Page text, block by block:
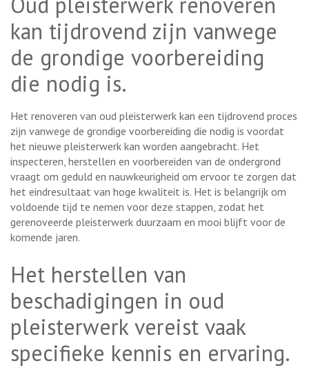
kan tijdrovend zijn vanwege
de grondige voorbereiding
die nodig is.
Het renoveren van oud pleisterwerk kan een tijdrovend proces
zijn vanwege de grondige voorbereiding die nodig is voordat
het nieuwe pleisterwerk kan worden aangebracht. Het
inspecteren, herstellen en voorbereiden van de ondergrond
vraagt om geduld en nauwkeurigheid om ervoor te zorgen dat
het eindresultaat van hoge kwaliteit is. Het is belangrijk om
voldoende tijd te nemen voor deze stappen, zodat het
gerenoveerde pleisterwerk duurzaam en mooi blijft voor de
komende jaren.
Het herstellen van
beschadigingen in oud
pleisterwerk vereist vaak
specifieke kennis en ervaring.